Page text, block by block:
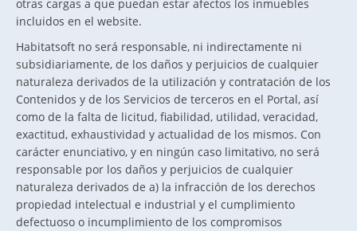
otras cargas a que puedan estar afectos los inmuebles
incluidos en el website.
Habitatsoft no será responsable, ni indirectamente ni
subsidiariamente, de los daños y perjuicios de cualquier
naturaleza derivados de la utilización y contratación de los
Contenidos y de los Servicios de terceros en el Portal, así
como de la falta de licitud, fiabilidad, utilidad, veracidad,
exactitud, exhaustividad y actualidad de los mismos. Con
carácter enunciativo, y en ningún caso limitativo, no será
responsable por los daños y perjuicios de cualquier
naturaleza derivados de a) la infracción de los derechos
propiedad intelectual e industrial y el cumplimiento
defectuoso o incumplimiento de los compromisos